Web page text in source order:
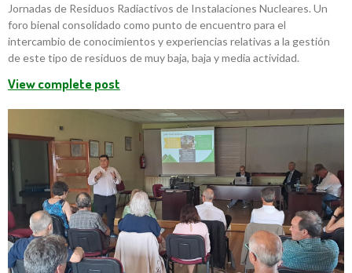
Jornadas de Residuos Radiactivos de Instalaciones Nucleares. Un
foro bienal consolidado como punto de encuentro para el
intercambio de conocimientos y experiencias relativas a la gestión
de este tipo de residuos de muy baja, baja y media actividad.
View complete post